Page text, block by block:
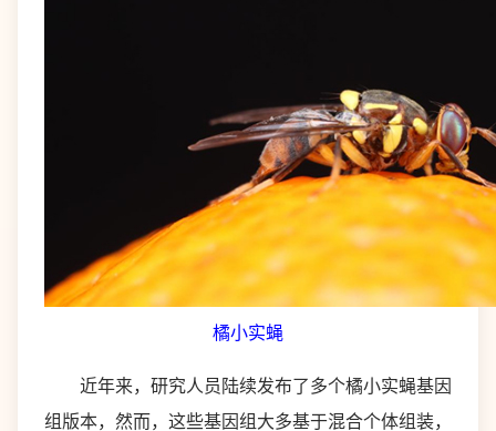
橘小实蝇
近年来，研究人员陆续发布了多个橘小实蝇基因
组版本，然而，这些基因组大多基于混合个体组装，